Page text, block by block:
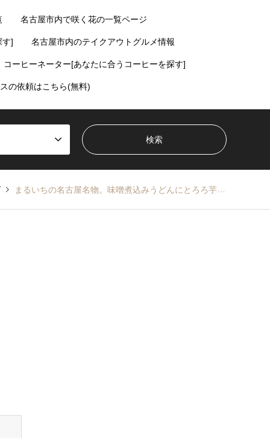
名古屋市内で咲く花の一覧ページ
す] 名古屋市内のテイクアウトグルメ情報
コーヒーネーター[あなたに合うコーヒーを探す]
の依頼はこちら(無料)
まるいちの名古屋名物。味噌煮込みうどんにとろろ芋【神沢・原】